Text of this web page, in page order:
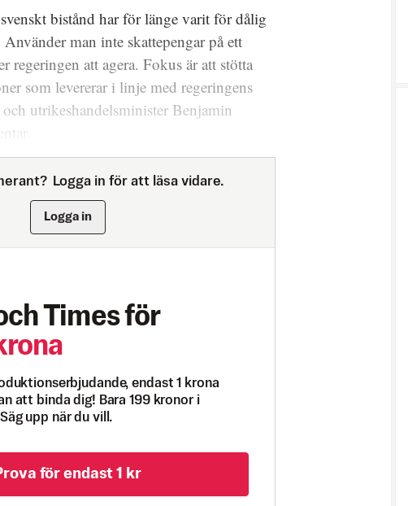
bistånd har för länge varit för dålig
man inte skattepengar på ett
regeringen att agera. Fokus är att stötta
som levererar i linje med regeringens
utrikeshandelsminister Benjamin
Logga in för att läsa vidare.
Logga in
Times för
endast 1 krona
att binda dig! Bara 199 kronor i
upp när du vill.
för endast 1 kr